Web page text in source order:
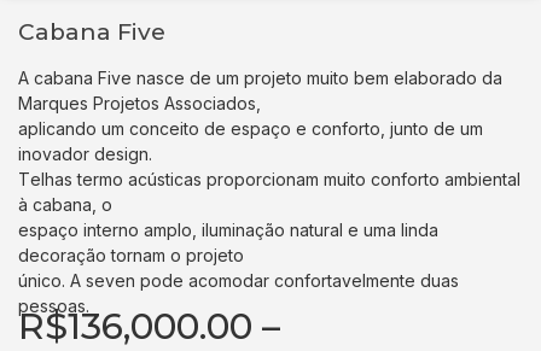
Cabana Five
A cabana Five nasce de um projeto muito bem elaborado da
Marques Projetos Associados,
aplicando um conceito de espaço e conforto, junto de um
inovador design.
Telhas termo acústicas proporcionam muito conforto ambiental
à cabana, o
espaço interno amplo, iluminação natural e uma linda
decoração tornam o projeto
único. A seven pode acomodar confortavelmente duas
pessoas.
R$136,000.00 –